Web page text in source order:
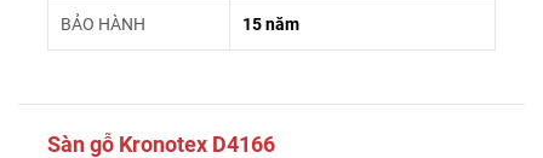
BẢO HÀNH 15 năm
Sàn gỗ Kronotex D4166